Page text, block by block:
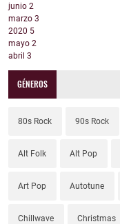
junio 2
marzo 3
2020 5
mayo 2
abril 3
GÉNEROS
80s Rock 90s Rock
Alt Folk Alt Pop
Art Pop Autotune
Chillwave Christmas